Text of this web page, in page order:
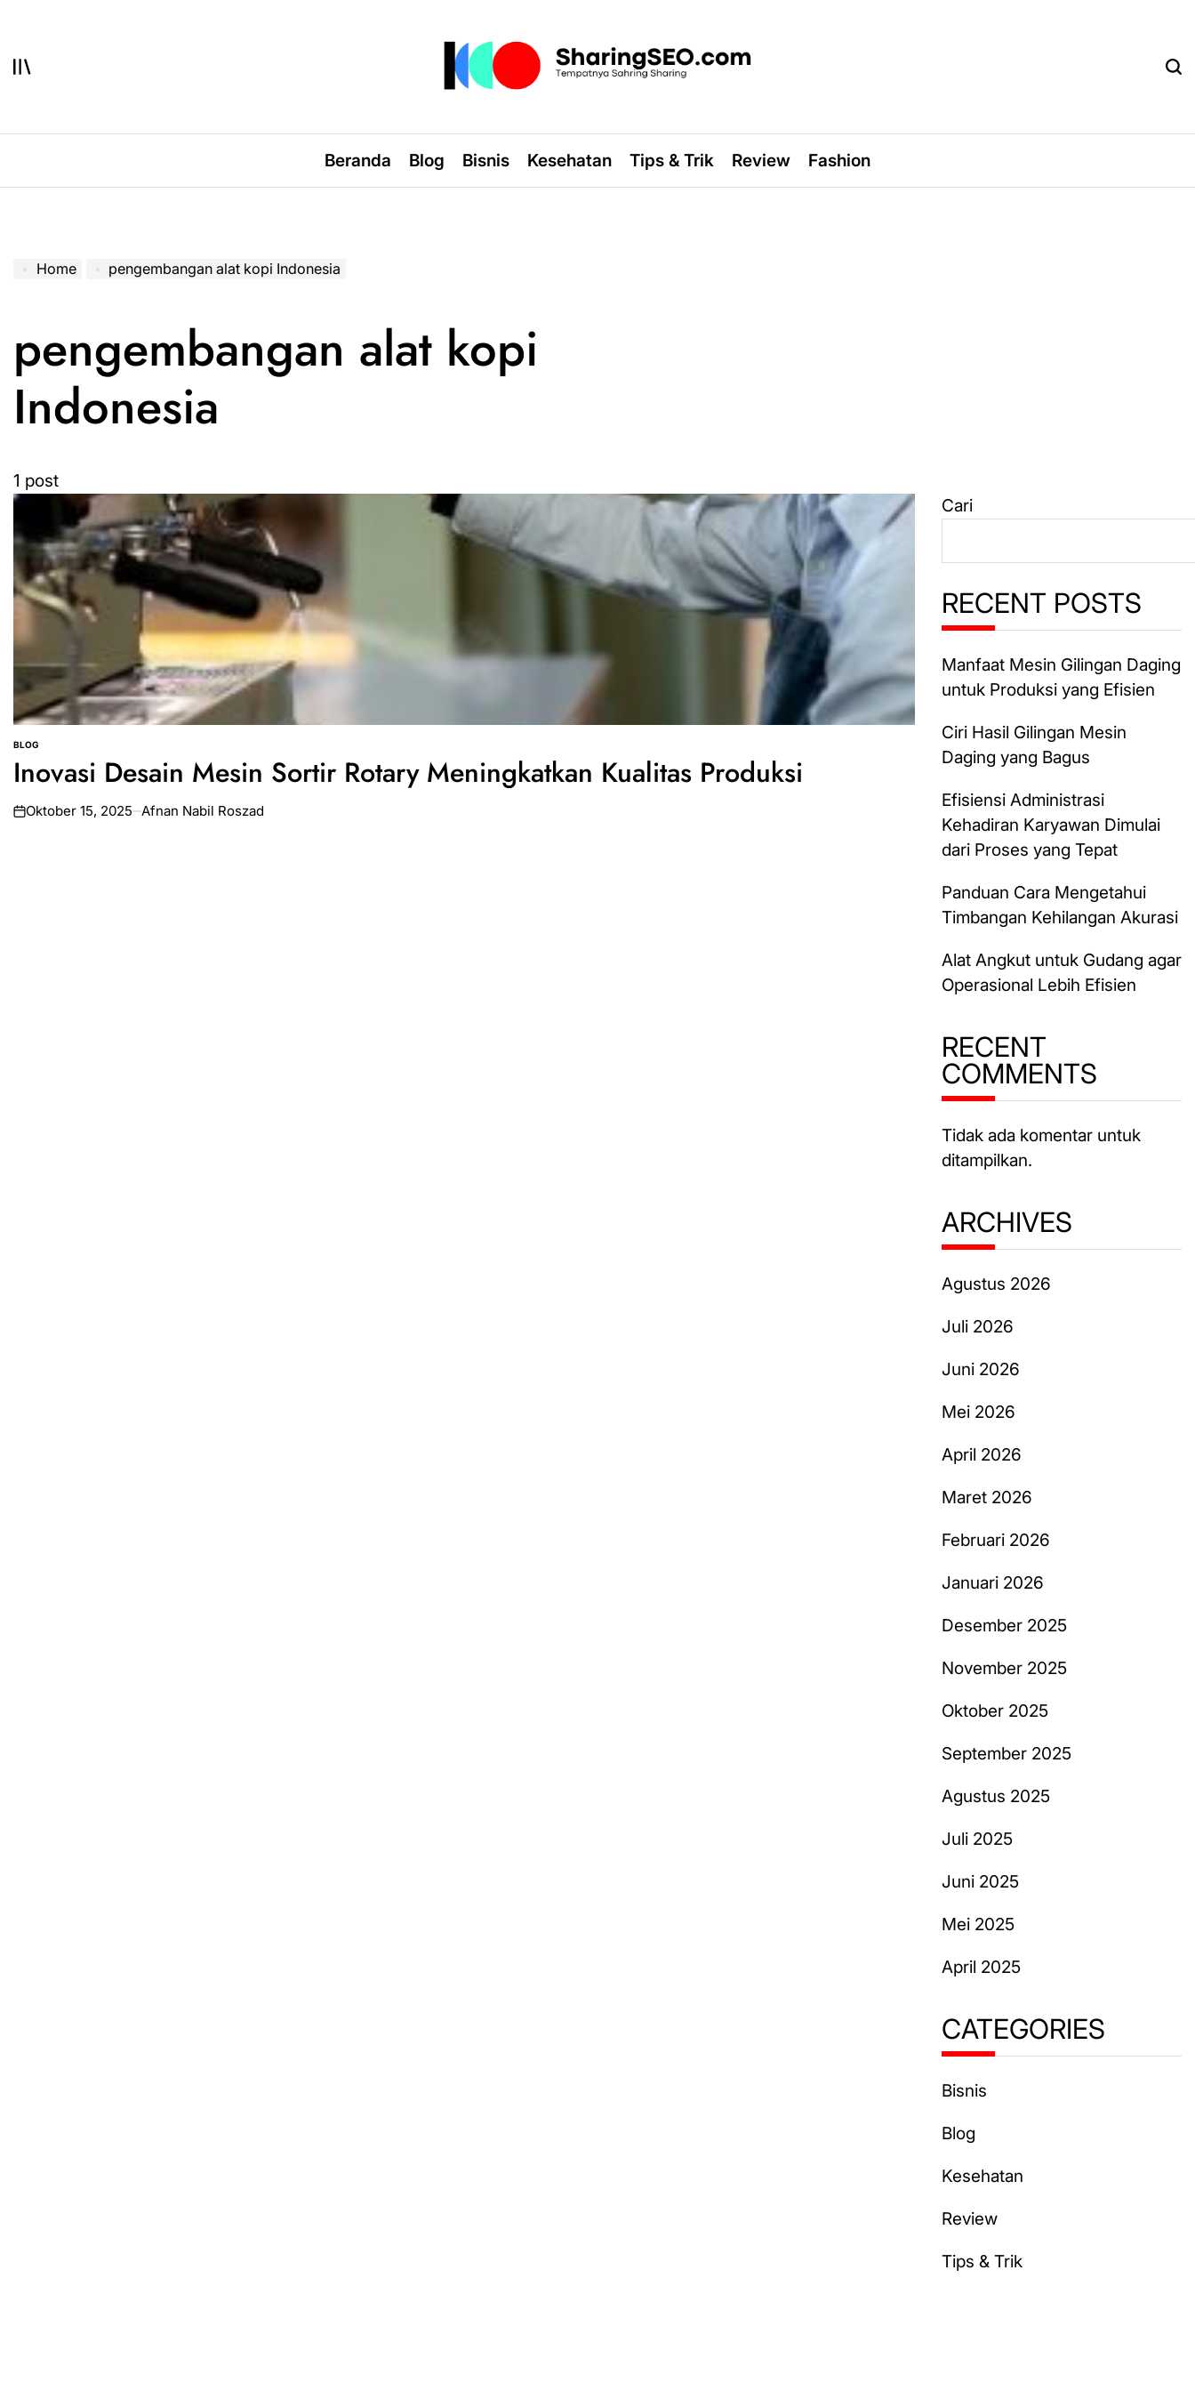
content
Beranda Blog Bisnis Kesehatan Tips & Trik Review Fashion
Home pengembangan alat kopi Indonesia
pengembangan alat kopi
Indonesia
1 post
POSTED
IN
BLOG
Inovasi Desain Mesin Sortir Rotary Meningkatkan Kualitas Produksi
onOktober 15, 2025 Afnan Nabil Roszad
Cari
RECENT POSTS
Manfaat Mesin Gilingan Daging
untuk Produksi yang Efisien
Ciri Hasil Gilingan Mesin
Daging yang Bagus
Efisiensi Administrasi
Kehadiran Karyawan Dimulai
dari Proses yang Tepat
Panduan Cara Mengetahui
Timbangan Kehilangan Akurasi
Alat Angkut untuk Gudang agar
Operasional Lebih Efisien
RECENT
COMMENTS
Tidak ada komentar untuk
ditampilkan.
ARCHIVES
Agustus 2026
Juli 2026
Juni 2026
Mei 2026
April 2026
Maret 2026
Februari 2026
Januari 2026
Desember 2025
November 2025
Oktober 2025
September 2025
Agustus 2025
Juli 2025
Juni 2025
Mei 2025
April 2025
CATEGORIES
Bisnis
Blog
Kesehatan
Review
Tips & Trik